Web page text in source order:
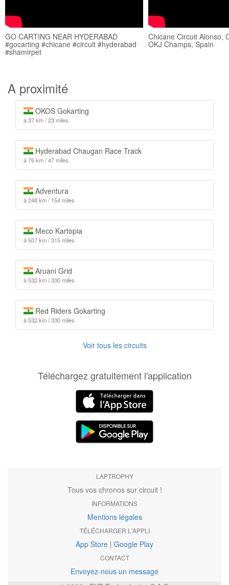
GO CARTING NEAR HYDERABAD
#gocarting #chicane #circuit #hyderabad
#shamirpet
Chicane Circuit Alonso,
OKJ Champs, Spain
A proximité
OKOS Gokarting
à 37 km / 23 miles
Hyderabad Chaugan Race Track
à 76 km / 47 miles
Adventura
à 248 km / 154 miles
Meco Kartopia
à 507 km / 315 miles
Aruani Grid
à 532 km / 330 miles
Red Riders Gokarting
à 532 km / 330 miles
Voir tous les circuits
Téléchargez gratuitement l'application
LAPTROPHY
Tous vos chronos sur circuit !
INFORMATIONS
Mentions légales
TÉLÉCHARGER L'APPLI
App Store | Google Play
CONTACT
Envoyez-nous un message